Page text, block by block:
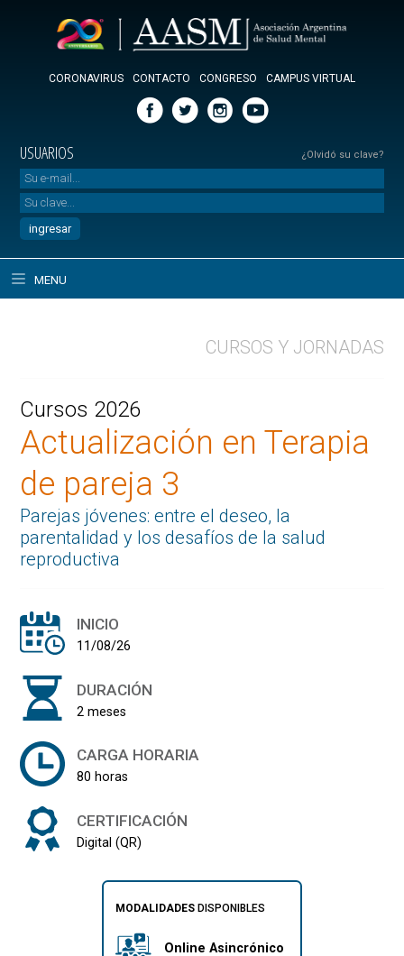
CORONAVIRUS CONTACTO CONGRESO CAMPUS VIRTUAL
USUARIOS ¿Olvidó su clave?
MENU
CURSOS Y JORNADAS
Cursos 2026
Actualización en Terapia
de pareja 3
Parejas jóvenes: entre el deseo, la
parentalidad y los desafíos de la salud
reproductiva
INICIO
11/08/26
DURACIÓN
2 meses
CARGA HORARIA
80 horas
CERTIFICACIÓN
Digital (QR)
MODALIDADESDISPONIBLES
Online Asincrónico